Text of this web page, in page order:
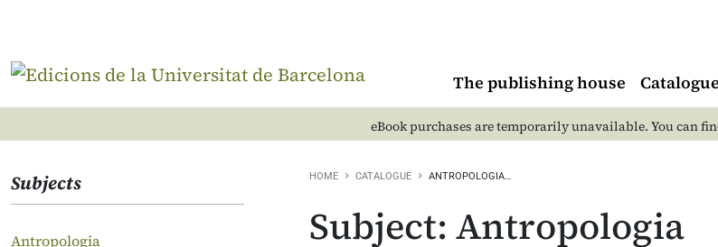
The publishing house Catalogue
eBook purchases are temporarily unavailable. You can
Subjects
Antropologia
HOME CATALOGUE ANTROPOLOGIA…
Subject: Antropologia